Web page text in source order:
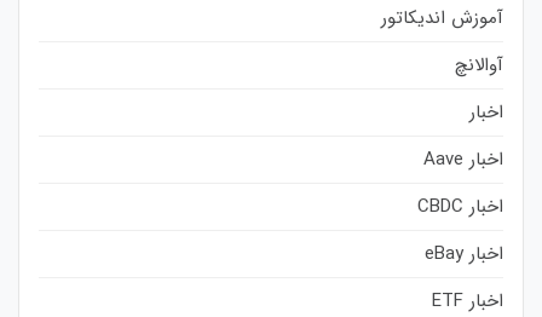
آموزش اندیکاتور
آوالانچ
اخبار
اخبار Aave
اخبار CBDC
اخبار eBay
اخبار ETF